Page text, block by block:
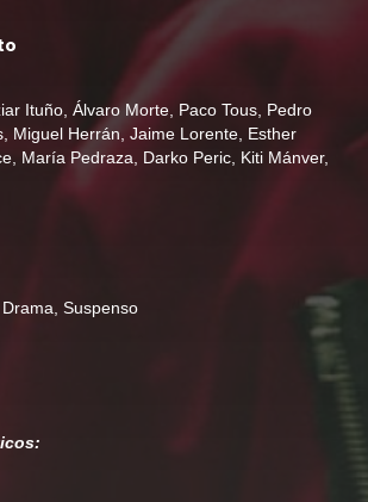
Ituño Álvaro Morte Paco Tous Pedro
Miguel Herrán Jaime Lorente Esther
María Pedraza Darko Peric Kiti Mánver,
Drama Suspenso